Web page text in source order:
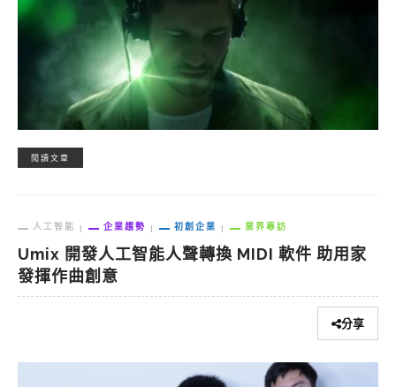
閱讀文章
人工智能 企業趨勢 初創企業 業界專訪
Umix 開發人工智能人聲轉換 MIDI 軟件 助用家
發揮作曲創意
分享